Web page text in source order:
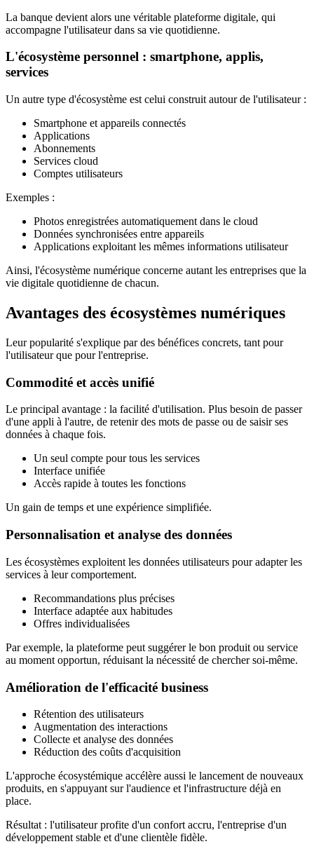
La banque devient alors une véritable plateforme digitale, qui
accompagne l'utilisateur dans sa vie quotidienne.
L'écosystème personnel : smartphone, applis,
services
Un autre type d'écosystème est celui construit autour de l'utilisateur :
Smartphone et appareils connectés
Applications
Abonnements
Services cloud
Comptes utilisateurs
Exemples :
Photos enregistrées automatiquement dans le cloud
Données synchronisées entre appareils
Applications exploitant les mêmes informations utilisateur
Ainsi, l'écosystème numérique concerne autant les entreprises que la
vie digitale quotidienne de chacun.
Avantages des écosystèmes numériques
Leur popularité s'explique par des bénéfices concrets, tant pour
l'utilisateur que pour l'entreprise.
Commodité et accès unifié
Le principal avantage : la facilité d'utilisation. Plus besoin de passer
d'une appli à l'autre, de retenir des mots de passe ou de saisir ses
données à chaque fois.
Un seul compte pour tous les services
Interface unifiée
Accès rapide à toutes les fonctions
Un gain de temps et une expérience simplifiée.
Personnalisation et analyse des données
Les écosystèmes exploitent les données utilisateurs pour adapter les
services à leur comportement.
Recommandations plus précises
Interface adaptée aux habitudes
Offres individualisées
Par exemple, la plateforme peut suggérer le bon produit ou service
au moment opportun, réduisant la nécessité de chercher soi-même.
Amélioration de l'efficacité business
Rétention des utilisateurs
Augmentation des interactions
Collecte et analyse des données
Réduction des coûts d'acquisition
L'approche écosystémique accélère aussi le lancement de nouveaux
produits, en s'appuyant sur l'audience et l'infrastructure déjà en
place.
Résultat : l'utilisateur profite d'un confort accru, l'entreprise d'un
développement stable et d'une clientèle fidèle.